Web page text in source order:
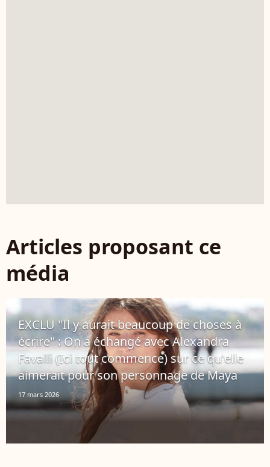
Articles proposant ce
média
EXCLU "Il y aurait beaucoup de choses à
écrire" : On a échangé avec Alexandra
Favalli (Ici tout commence) sur ce qu'elle
aimerait pour son personnage de Maya
17 mars 2026